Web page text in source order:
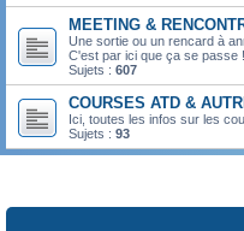
MEETING &
Une sortie ou un rencard à
C'est par ici que ça se passe !
Sujets : 607
COURSES ATD &
Ici, toutes les infos sur les
Sujets : 93